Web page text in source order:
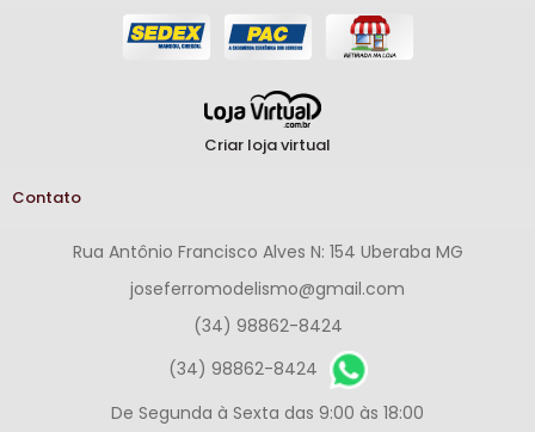
Criar loja virtual
Contato
Rua Antônio Francisco Alves N: 154 Uberaba MG
joseferromodelismo@gmail.com
(34) 98862-8424
(34) 98862-8424
De Segunda à Sexta das 9:00 às 18:00